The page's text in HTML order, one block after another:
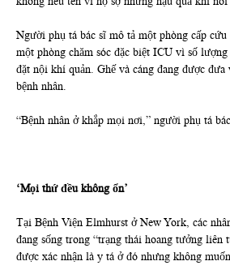
Người phụ tá bác sĩ mô tả một phòng cấp
một phòng chăm sóc đặc biệt ICU vì số
đặt nội khí quản. Ghế và cáng đang được đưa
bệnh nhân.
“Bệnh nhân ở khắp mọi nơi,” người phụ tá
‘Mọi thứ đều không ổn’
Tại Bệnh Viện Elmhurst ở New York, các
đang sống trong “trạng thái hoang tưởng liên
được xác nhận là y tá ở đó nhưng không